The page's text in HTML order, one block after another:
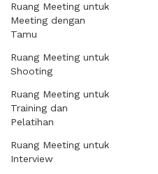
Ruang Meeting untuk
Meeting dengan
Tamu
Ruang Meeting untuk
Shooting
Ruang Meeting untuk
Training dan
Pelatihan
Ruang Meeting untuk
Interview